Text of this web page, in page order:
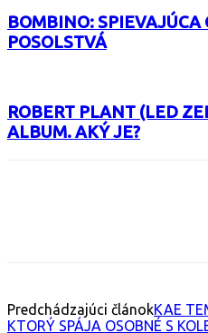
BOMBINO: SPIEVAJÚCA
POSOLSTVÁ
ROBERT PLANT (LED
ALBUM. AKÝ JE?
Predchádzajúci článokKAE
KTORÝ SPÁJA OSOBNÉ S